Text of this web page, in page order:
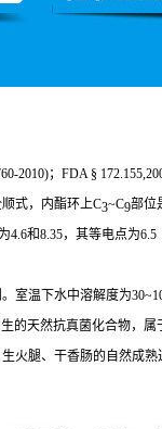
2010)；FDA §
式，内酯环上C3~C9部位
4.6和8.35，其等电点为6.5
室温下水中溶解度为
的天然抗真菌化合物，
火腿、干香肠的自然成熟